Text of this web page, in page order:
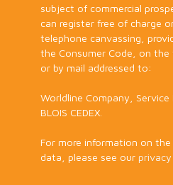
subject of commercial
can register free of charge
telephone canvassing,
the Consumer Code, on
or by mail addressed to:
Worldline Company,
BLOIS CEDEX.
For more information on
data, please see our